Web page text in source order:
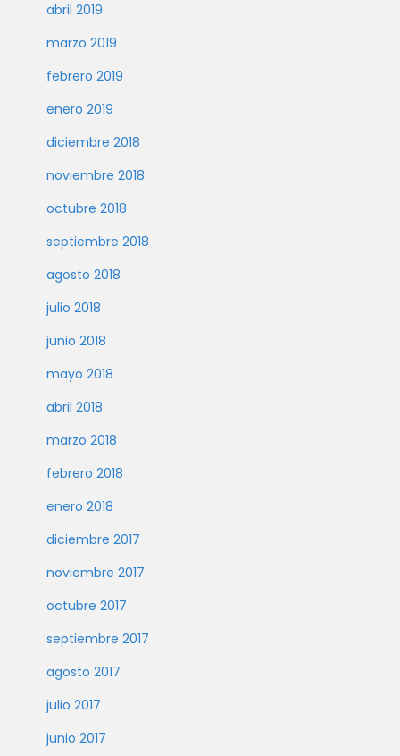
abril 2019
marzo 2019
febrero 2019
enero 2019
diciembre 2018
noviembre 2018
octubre 2018
septiembre 2018
agosto 2018
julio 2018
junio 2018
mayo 2018
abril 2018
marzo 2018
febrero 2018
enero 2018
diciembre 2017
noviembre 2017
octubre 2017
septiembre 2017
agosto 2017
julio 2017
junio 2017